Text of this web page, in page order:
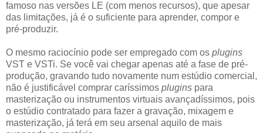
famoso nas versões LE (com menos recursos), que apesar
das limitações, já é o suficiente para aprender, compor e
pré-produzir.
O mesmo raciocínio pode ser empregado com os plugins
VST e VSTi. Se você vai chegar apenas até a fase de pré-
produção, gravando tudo novamente num estúdio comercial,
não é justificável comprar caríssimos plugins para
masterização ou instrumentos virtuais avançadíssimos, pois
o estúdio contratado para fazer a gravação, mixagem e
masterização, já terá em seu arsenal aquilo de mais